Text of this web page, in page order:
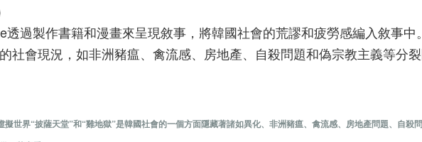
透過製作書籍和漫畫來呈現敘事，將韓國社會的荒謬和疲勞感編入敘事中
社會現況，如非洲豬瘟、禽流感、房地產、自殺問題和偽宗教主義等分
世界“披薩天堂”和“雞地獄”是韓國社會的一個方面隱藏著諸如異化、非洲豬瘟、禽流感、房地產問題、自殺